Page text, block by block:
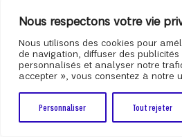
Nous respectons votre vie
Nous utilisons des cookies pour
de navigation, diffuser des
personnalisés et analyser notre
accepter », vous consentez à notre
Personnaliser Tout rejeter